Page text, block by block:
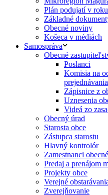
Plán podujatí v
Základné
Obecné noviny
Košeca v médiách
Samospráva
Obecné
Poslanci
Komisia na
Zápisnice z
Uznesenia
Videá zo
Obecný úrad
Starosta obce
Zástupca starostu
Hlavný kontrolór
Zamestnanci
Predaj a prenájom
Projekty obce
Verejné
Zverejňovanie